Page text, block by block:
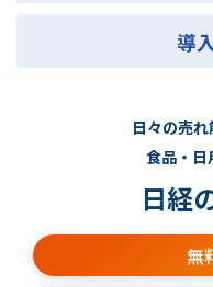
導
日々の売れ
食品・日
日経
無